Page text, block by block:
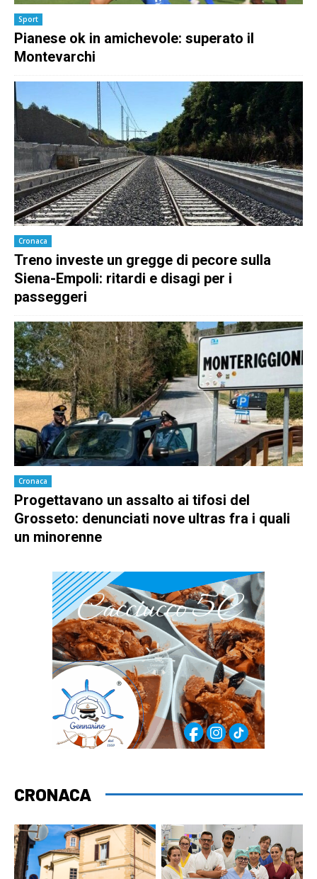
Sport
Pianese ok in amichevole: superato il
Montevarchi
Cronaca
Treno investe un gregge di pecore sulla
Siena-Empoli: ritardi e disagi per i
passeggeri
Cronaca
Progettavano un assalto ai tifosi del
Grosseto: denunciati nove ultras fra i quali
un minorenne
CRONACA